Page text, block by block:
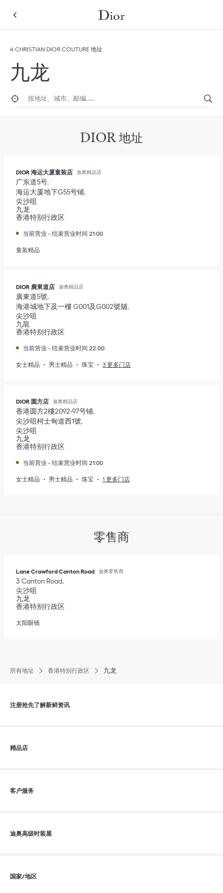
4 CHRISTIAN DIOR COUTURE 地址
九龙
定位
DIOR 地址
DIOR 海运大厦童装店 迪奥精品店
广东道5号
海运大厦地下G55号铺
尖沙咀
九龙
香港特别行政区
当前营业 - 结束营业时间 21:00
童装精品
DIOR 廣東道店 迪奥精品店
廣東道5號
海港城地下及一樓 G001及G002號舖
尖沙咀
九龍
香港特别行政区
当前营业 - 结束营业时间 22:00
女士精品 男士精品 珠宝 3 更多门店
DIOR 圆方店 迪奥精品店
香港圆方2樓2092-97号铺
尖沙咀柯士甸道西1號
尖沙咀
九龙
香港特别行政区
当前营业 - 结束营业时间 21:00
女士精品 男士精品 珠宝 1 更多门店
零售商
Lane Crawford Canton Road 迪奥零售商
3 Canton Road
尖沙咀
九龙
香港特别行政区
太阳眼镜
所有地址 香港特别行政区 九龙
点击展开或折叠内容
注册抢先了解新鲜资讯
点击展开或折叠内容
精品店
点击展开或折叠内容
客户服务
点击展开或折叠内容
迪奥高级时装屋
点击展开或折叠内容
国家/地区